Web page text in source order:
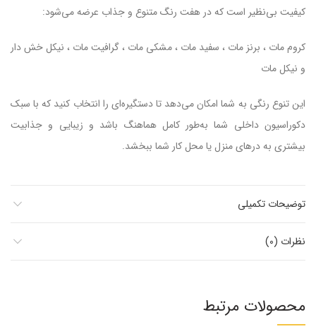
کیفیت بی‌نظیر است که در هفت رنگ متنوع و جذاب عرضه می‌شود:
کروم مات ، برنز مات ، سفید مات ، مشکی مات ، گرافیت مات ، نیکل خش دار
و نیکل مات
این تنوع رنگی به شما امکان می‌دهد تا دستگیره‌ای را انتخاب کنید که با سبک
دکوراسیون داخلی شما به‌طور کامل هماهنگ باشد و زیبایی و جذابیت
بیشتری به درهای منزل یا محل کار شما ببخشد.
توضیحات تکمیلی
نظرات (0)
محصولات مرتبط